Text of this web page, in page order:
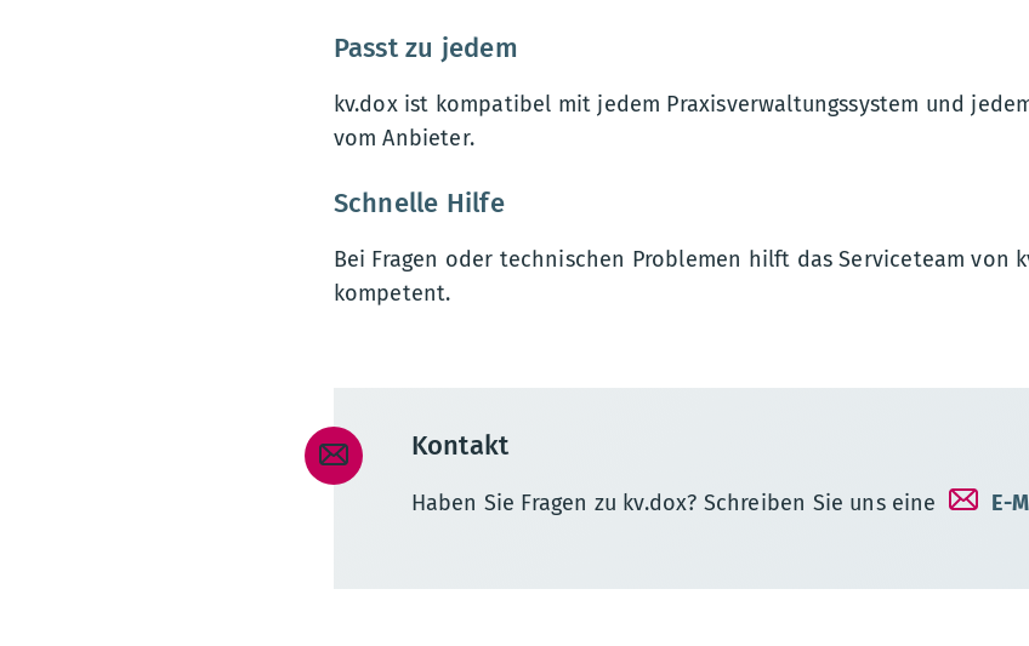
Passt zu jedem
kv.dox ist kompatibel mit jedem Praxisverwaltungssystem und
vom Anbieter.
Schnelle Hilfe
Bei Fragen oder technischen Problemen hilft das Serviceteam von
kompetent.
Kontakt
Haben Sie Fragen zu kv.dox? Schreiben Sie uns eine E-